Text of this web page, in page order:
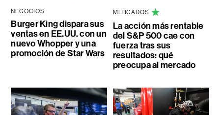
NEGOCIOS
Burger King dispara sus
ventas en EE.UU. con un
nuevo Whopper y una
promoción de Star Wars
MERCADOS
La acción más rentable
del S&P 500 cae con
fuerza tras sus
resultados: qué
preocupa al mercado